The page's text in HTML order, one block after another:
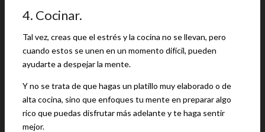
4. Cocinar.
Tal vez, creas que el estrés y la cocina no se llevan, pero
cuando estos se unen en un momento difícil, pueden
ayudarte a despejar la mente.
Y no se trata de que hagas un platillo muy elaborado o de
alta cocina, sino que enfoques tu mente en preparar algo
rico que puedas disfrutar más adelante y te haga sentir
mejor.